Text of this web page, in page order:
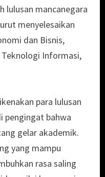
lulusan mancanegara
menyelesaikan
dan Bisnis,
Informasi,
para lulusan
pengingat bahwa
gelar akademik.
yang mampu
rasa saling